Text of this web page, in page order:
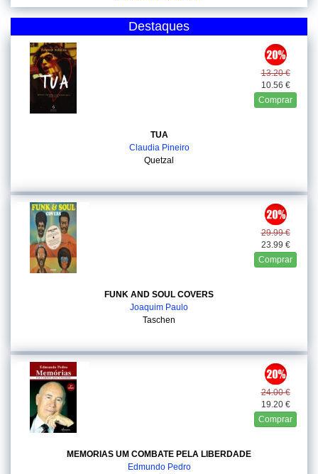
Destaques
13.20 €
10.56 €
Comprar
TUA
Claudia Pineiro
Quetzal
29.99 €
23.99 €
Comprar
FUNK AND SOUL COVERS
Joaquim Paulo
Taschen
24.00 €
19.20 €
Comprar
MEMORIAS UM COMBATE PELA LIBERDADE
Edmundo Pedro